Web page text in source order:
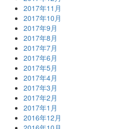
2017年11月
2017年10月
2017年9月
2017年8月
2017年7月
2017年6月
2017年5月
2017年4月
2017年3月
2017年2月
2017年1月
2016年12月